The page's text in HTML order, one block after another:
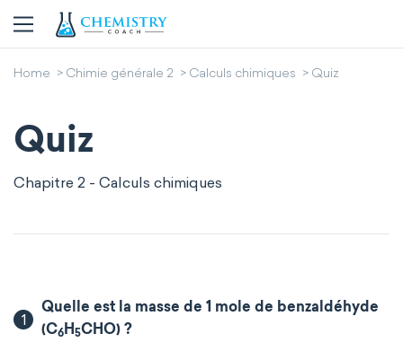
Home Chimie générale 2 Calculs chimiques Quiz
Quiz
Chapitre 2 - Calculs chimiques
1
Quelle est la masse de 1 mole de benzaldéhyde
(C6 H5CHO) ?